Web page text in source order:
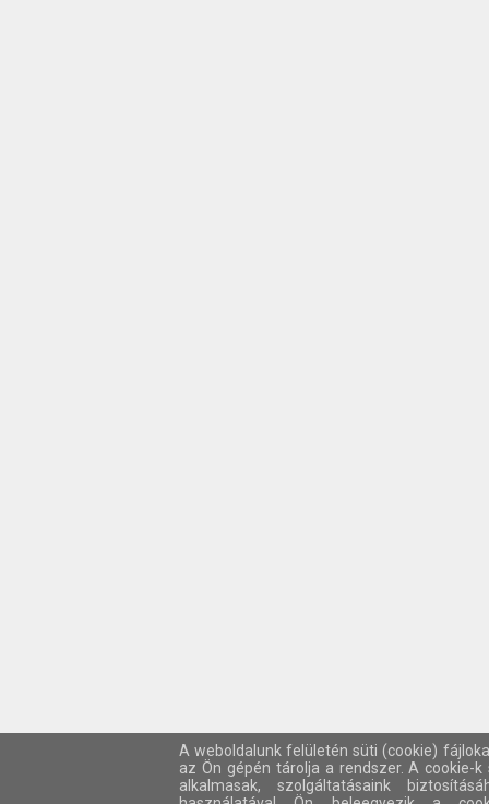
A weboldalunk felületén süti (cookie)
az Ön gépén tárolja a rendszer. A cookie-
alkalmasak, szolgáltatásaink